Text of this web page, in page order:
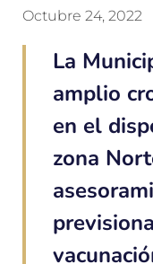
Octubre 24, 2022
La
amplio
en el
zona